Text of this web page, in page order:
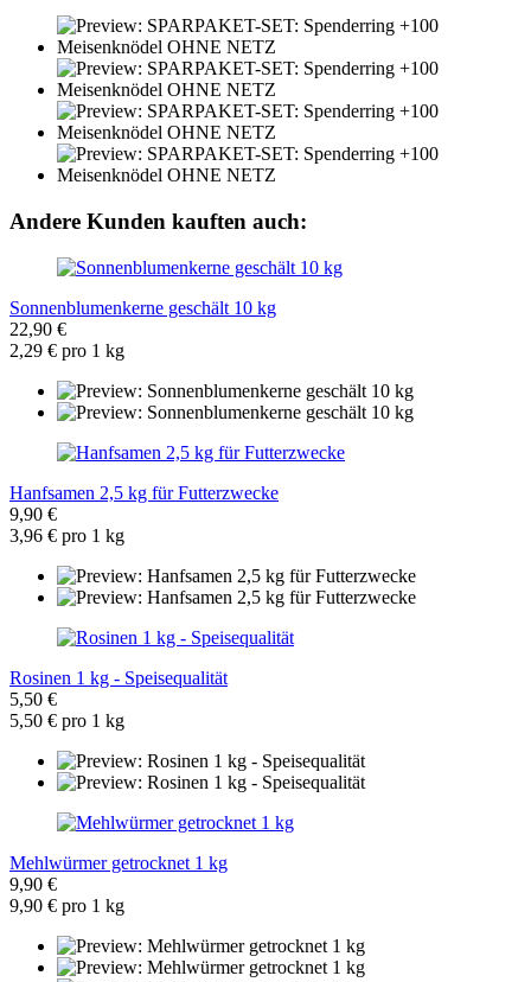
Andere Kunden kauften auch:
Sonnenblumenkerne geschält 10 kg
22,90 €
2,29 € pro 1 kg
Hanfsamen 2,5 kg für Futterzwecke
9,90 €
3,96 € pro 1 kg
Rosinen 1 kg - Speisequalität
5,50 €
5,50 € pro 1 kg
Mehlwürmer getrocknet 1 kg
9,90 €
9,90 € pro 1 kg